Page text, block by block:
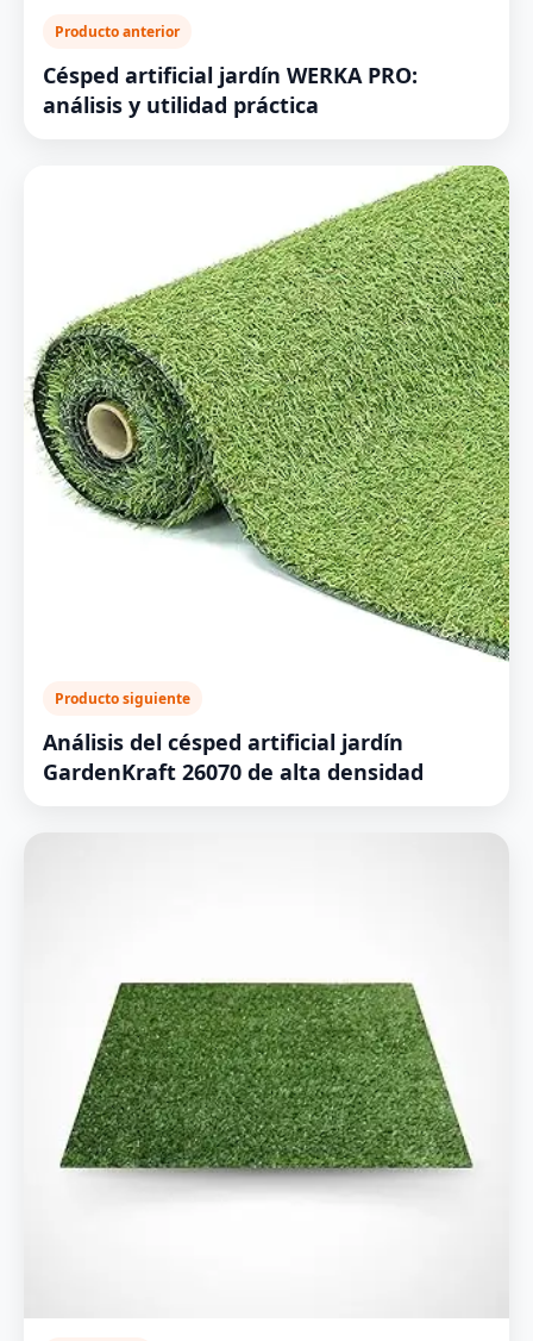
Producto anterior
Césped artificial jardín WERKA PRO:
análisis y utilidad práctica
Producto siguiente
Análisis del césped artificial jardín
GardenKraft 26070 de alta densidad